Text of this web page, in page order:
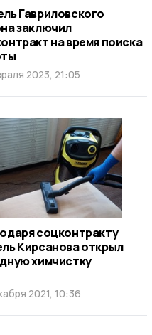
Гавриловского
заключил
на время поиска
2023, 21:05
соцконтракту
Кирсанова открыл
химчистку
2021, 10:36